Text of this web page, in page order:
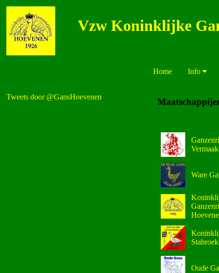
Vzw Koninklijke
Home Info
Tweets door @GansHoevenen
Ware
Stabroek
Oude